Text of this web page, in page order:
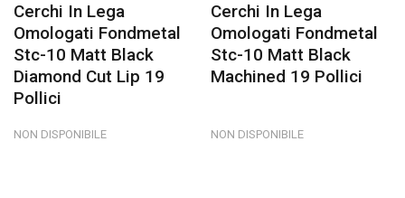
Cerchi In Lega
Omologati Fondmetal
Stc-10 Matt Black
Diamond Cut Lip 19
Pollici
NON DISPONIBILE
Cerchi In Lega
Omologati Fondmetal
Stc-10 Matt Black
Machined 19 Pollici
NON DISPONIBILE